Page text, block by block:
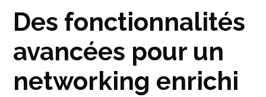
Des fonctionnalités
avancées pour un
networking enrichi